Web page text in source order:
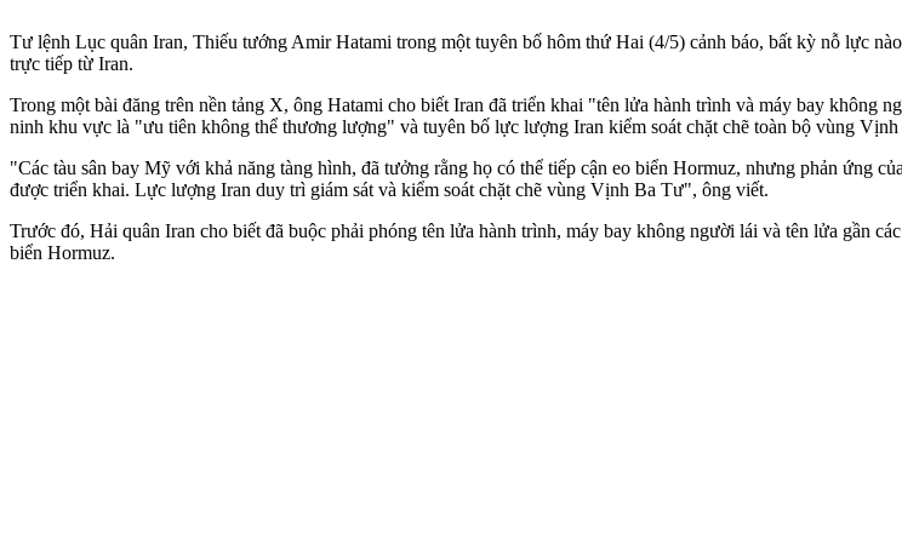
Tư lệnh Lục quân Iran, Thiếu tướng Amir Hatami trong một tuyên bố hôm thứ Hai (4/5) cảnh báo, bất kỳ nỗ lực
trực tiếp từ Iran.
Trong một bài đăng trên nền tảng X, ông Hatami cho biết Iran đã triển khai "tên lửa hành trình và máy bay không
ninh khu vực là "ưu tiên không thể thương lượng" và tuyên bố lực lượng Iran kiểm soát chặt chẽ toàn bộ vùng
"Các tàu sân bay Mỹ với khả năng tàng hình, đã tưởng rằng họ có thể tiếp cận eo biển Hormuz, nhưng phản ứng
được triển khai. Lực lượng Iran duy trì giám sát và kiểm soát chặt chẽ vùng Vịnh Ba Tư", ông viết.
Trước đó, Hải quân Iran cho biết đã buộc phải phóng tên lửa hành trình, máy bay không người lái và tên lửa gần
biển Hormuz.